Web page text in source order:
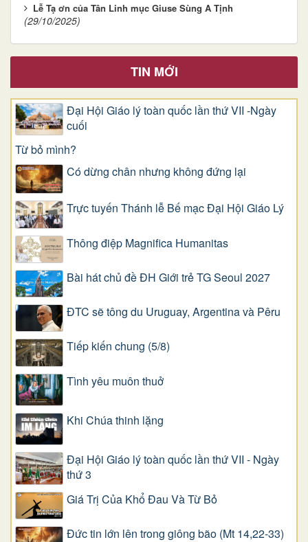
Lễ Tạ ơn của Tân Linh mục Giuse Sùng A Tịnh
(29/10/2025)
TIN MỚI
Đại Hội Giáo lý toàn quốc lần thứ VII -Ngày
cuối
Từ bỏ mình?
Có dừng chân nhưng không đứng lại
Trực tuyến Thánh lễ Bế mạc Đại Hội Giáo Lý
Thông điệp Magnifica Humanitas
Bài hát chủ đề ĐH Giới trẻ TG Seoul 2027
ĐTC sẽ tông du Uruguay, Argentina và Pêru
Tiếp kiến chung (5/8)
Tình yêu muôn thuở
Khi Chúa thinh lặng
Đại Hội Giáo lý toàn quốc lần thứ VII - Ngày
thứ 3
Giá Trị Của Khổ Ðau Và Từ Bỏ
Đức tin lớn lên trong giông bão (Mt 14,22-33)